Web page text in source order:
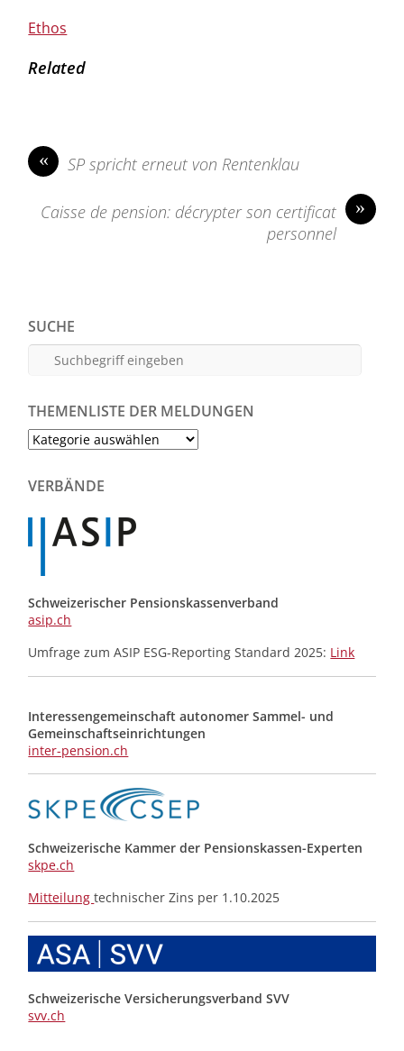
Ethos
Related
« SP spricht erneut von Rentenklau
»
Caisse de pension: décrypter son certificat
personnel
SUCHE
THEMENLISTE DER MELDUNGEN
Themenliste
Meldungen
VERBÄNDE
Schweizerischer Pensionskassenverband
asip.ch
Umfrage zum ASIP ESG-Reporting Standard 2025: Link
Interessengemeinschaft autonomer Sammel- und
Gemeinschafts­einrichtungen
inter-pension.ch
Schweizerische Kammer der Pensionskassen-Experten
skpe.ch
Mitteilungtechnischer Zins per 1.10.2025
Schweizerische Versicherungsverband SVV
svv.ch